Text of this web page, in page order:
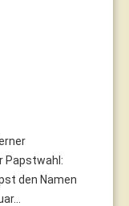
Papstwahl:
den Namen